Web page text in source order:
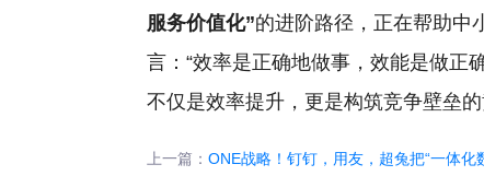
服务价值化”的进阶路径，正在帮助中
言：“效率是正确地做事，效能是做正
不仅是效率提升，更是构筑竞争壁垒的
上一篇：ONE战略！钉钉，用友，超兔把“一体化